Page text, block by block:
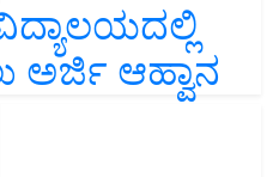
ಅರ್ಜಿ ಆಹ್ವಾನ